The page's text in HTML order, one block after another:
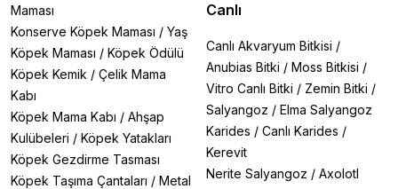
Maması
Konserve Köpek Maması / Yaş
Köpek Maması / Köpek Ödülü
Köpek Kemik / Çelik Mama
Kabı
Köpek Mama Kabı / Ahşap
Kulübeleri / Köpek Yatakları
Köpek Gezdirme Tasması
Köpek Taşıma Çantaları / Metal
Canlı
Canlı Akvaryum Bitkisi /
Anubias Bitki / Moss Bitkisi /
Vitro Canlı Bitki / Zemin Bitki /
Salyangoz / Elma Salyangoz
Karides / Canlı Karides /
Kerevit
Nerite Salyangoz / Axolotl